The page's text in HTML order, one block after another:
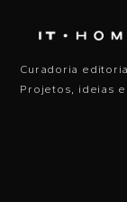
Curadoria
Projetos, ideias